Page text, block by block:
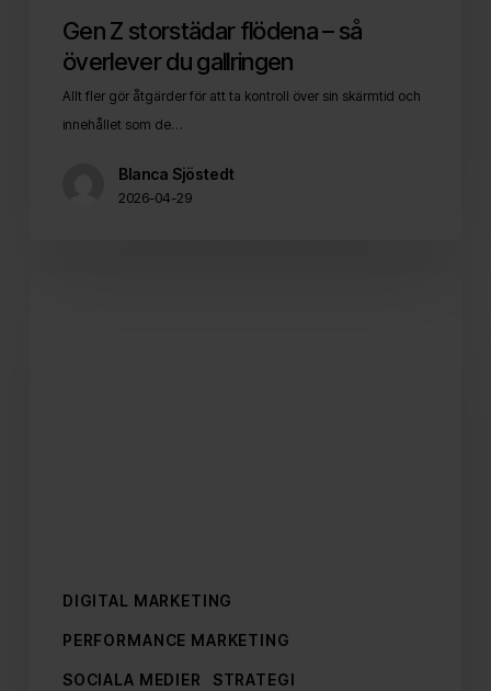
Gen Z storstädar flödena – så
överlever du gallringen
Allt fler gör åtgärder för att ta kontroll över sin skärmtid och
innehållet som de…
Blanca Sjöstedt
2026-04-29
DIGITAL MARKETING
PERFORMANCE MARKETING
SOCIALA MEDIER STRATEGI